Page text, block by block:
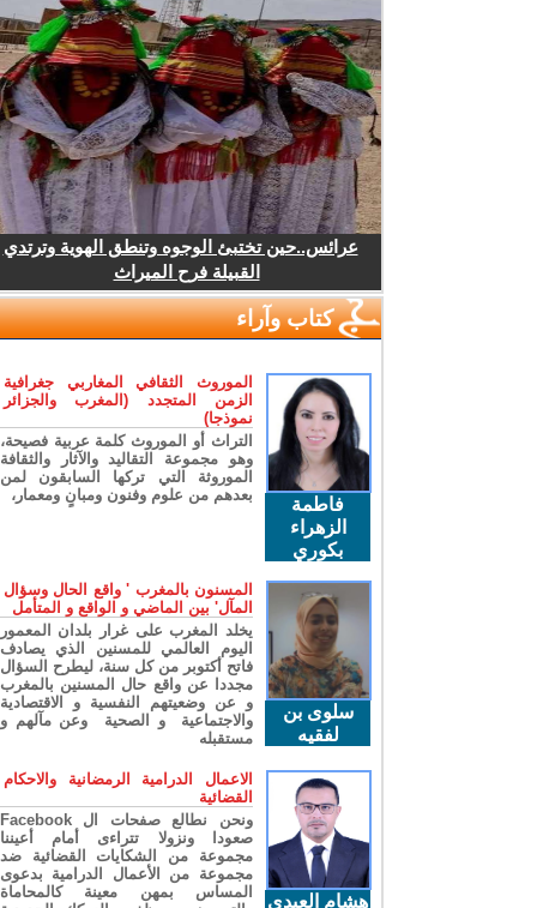
عرائس..حين تختبئ الوجوه وتنطق الهوية وترتدي
القبيلة فرح الميراث
كتاب وآراء
فاطمة
الزهراء
بكوري
الموروث الثقافي المغاربي جغرافية
الزمن المتجدد (المغرب والجزائر
نموذجا)
التراث أو الموروث كلمة عربية فصيحة،
وهو مجموعة التقاليد والآثار والثقافة
الموروثة التي تركها السابقون لمن
بعدهم من علوم وفنون ومبانٍ ومعمار،
سلوى بن
لفقيه
المسنون بالمغرب ' واقع الحال وسؤال
المآل' بين الماضي و الواقع و المتأمل
يخلد المغرب على غرار بلدان المعمور
اليوم العالمي للمسنين الذي يصادف
فاتح أكتوبر من كل سنة، ليطرح السؤال
مجددا عن واقع حال المسنين بالمغرب
و عن وضعيتهم النفسية و الاقتصادية
والاجتماعية و الصحية وعن مآلهم و
مستقبله
هشام العيدي
الاعمال الدرامية الرمضانية والاحكام
القضائية
ونحن نطالع صفحات ال Facebook
صعودا ونزولا تتراءى أمام أعيننا
مجموعة من الشكايات القضائية ضد
مجموعة من الأعمال الدرامية بدعوى
المساس بمهن معينة كالمحاماة